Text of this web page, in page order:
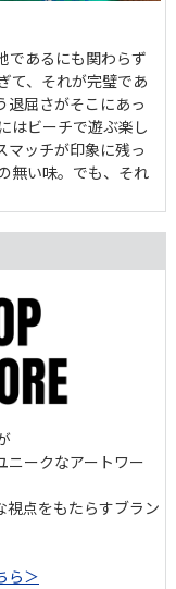
であるにも関わらず
て、それが完璧であ
退屈さがそこにあっ
はビーチで遊ぶ楽し
マッチが印象に残っ
無い味。でも、それ
ニークなアートワー
視点をもたらすブラン
ら＞